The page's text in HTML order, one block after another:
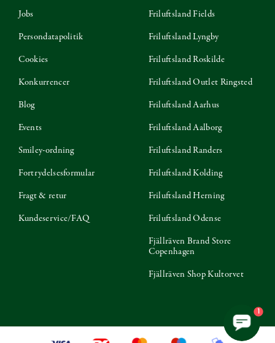
Jobs
Persondatapolitik
Cookies
Konkurrencer
Blog
Events
Smiley-ordning
Fortrydelsesformular
Fragt & retur
Kundeservice/FAQ
Friluftsland Fields
Friluftsland Lyngby
Friluftsland Roskilde
Friluftsland Outlet Ringsted
Friluftsland Aarhus
Friluftsland Aalborg
Friluftsland Randers
Friluftsland Kolding
Friluftsland Herning
Friluftsland Odense
Fjällräven Brand Store
Copenhagen
Fjällräven Shop Kultorvet
1